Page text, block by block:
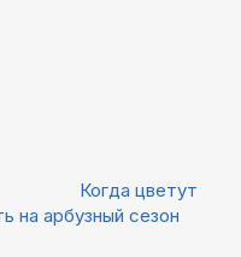
Когда цветут
на арбузный сезон